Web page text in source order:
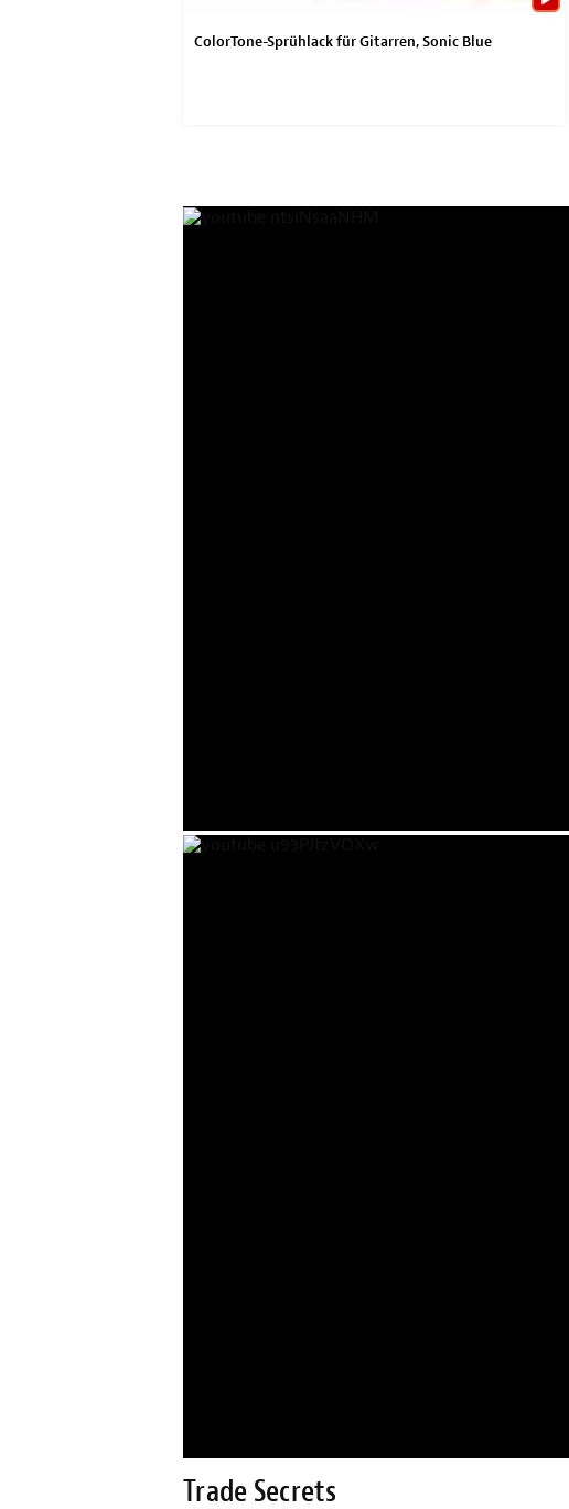
ColorTone-Sprühlack für Gitarren, Sonic Blue
Trade Secrets